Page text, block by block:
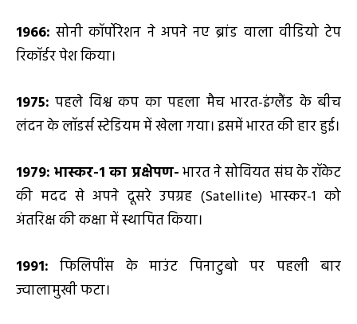
1966: सोनी कॉर्पोरेशन ने अपने नए ब्रांड वाला वीडियो टेप
रिकॉर्डर पेश किया।
1975: पहले विश्व कप का पहला मैच भारत-इंग्लैंड के बीच
लंदन के लॉडर्स स्टेडियम में खेला गया। इसमें भारत की हार हुई।
1979: भास्कर-1 का प्रक्षेपण-भारत ने सोवियत संघ के रॉकेट
की मदद से अपने दूसरे उपग्रह (Satellite) भास्कर-1 को
अंतरिक्ष की कक्षा में स्थापित किया।
1991: फिलिपींस के माउंट पिनाटुबो पर पहली बार
ज्वालामुखी फटा।